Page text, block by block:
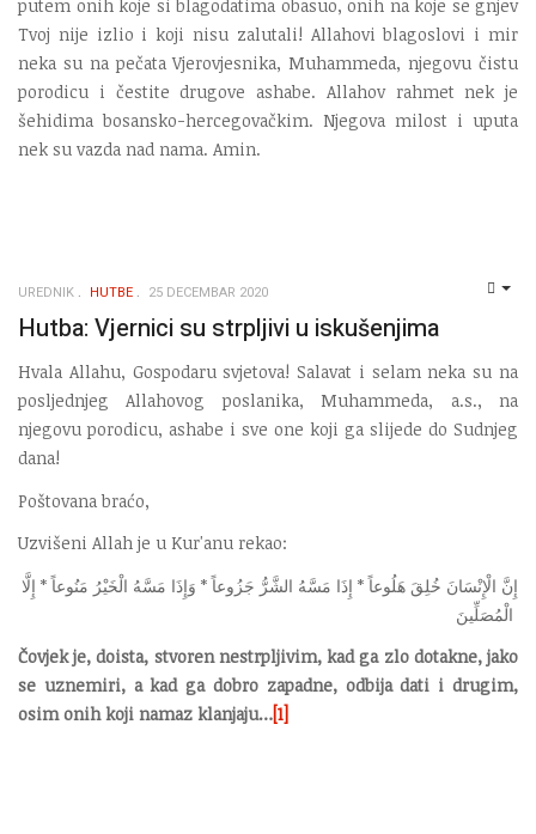
putem onih koje si blagodatima obasuo, onih na koje se gnjev
Tvoj nije izlio i koji nisu zalutali! Allahovi blagoslovi i mir
neka su na pečata Vjerovjesnika, Muhammeda, njegovu čistu
porodicu i čestite drugove ashabe. Allahov rahmet nek je
šehidima bosansko-hercegovačkim. Njegova milost i uputa
nek su vazda nad nama. Amin.
UREDNIK HUTBE 25 DECEMBAR 2020
Hutba: Vjernici su strpljivi u iskušenjima
Hvala Allahu, Gospodaru svjetova! Salavat i selam neka su na
posljednjeg Allahovog poslanika, Muhammeda, a.s., na
njegovu porodicu, ashabe i sve one koji ga slijede do Sudnjeg
dana!
Poštovana braćo,
Uzvišeni Allah je u Kur'anu rekao:
إِنَّ الْإِنْسَانَ خُلِقَ هَلُوعاً * إِذَا مَسَّهُ الشَّرُّ جَزُوعاً * وَإِذَا مَسَّهُ الْخَيْرُ مَنُوعاً * إِلَّا
Čovjek je, doista, stvoren nestrpljivim, kad ga zlo dotakne, jako
se uznemiri, a kad ga dobro zapadne, odbija dati i drugim,
osim onih koji namaz klanjaju…[1]